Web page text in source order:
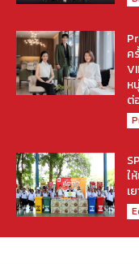
ค
ห
ต่
ใ
เ